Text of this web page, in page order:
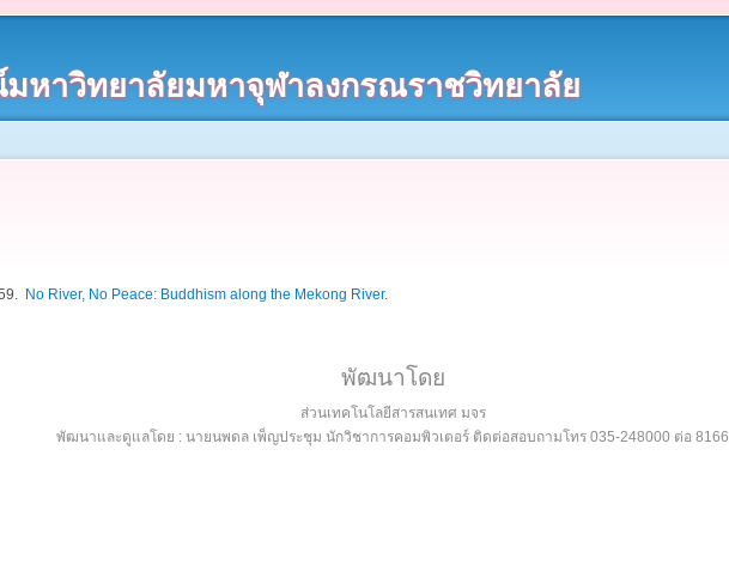
มหาวิทยาลัยมหาจุฬาลงกรณราชวิทยาลัย
No River, No Peace: Buddhism along the Mekong River.
พัฒนาโดย
ส่วนเทคโนโลยีสารสนเทศ มจร
พัฒนาและดูแลโดย : นายนพดล เพ็ญประชุม นักวิชาการคอมพิวเตอร์ ติดต่อสอบถามโทร 035-248000 ต่อ 8166